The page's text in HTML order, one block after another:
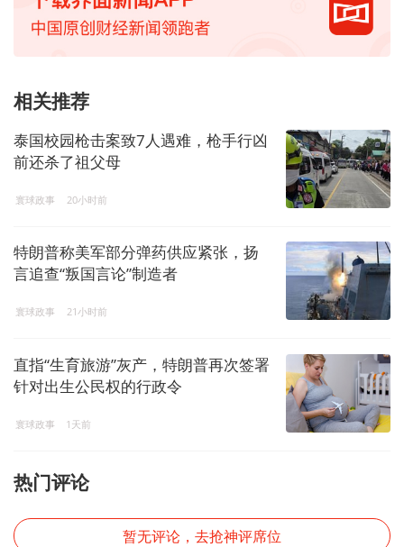
相关推荐
泰国校园枪击案致7人遇难，枪手行凶
前还杀了祖父母
寰球政事 20小时前
特朗普称美军部分弹药供应紧张，扬
言追查“叛国言论”制造者
寰球政事 21小时前
直指“生育旅游”灰产，特朗普再次签署
针对出生公民权的行政令
寰球政事 1天前
热门评论
暂无评论，去抢神评席位